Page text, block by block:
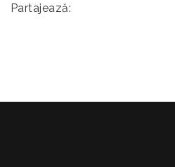
Partajează: